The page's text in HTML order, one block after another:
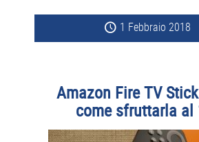
1 Febbraio 2018
Amazon Fire TV
come sfruttarla al